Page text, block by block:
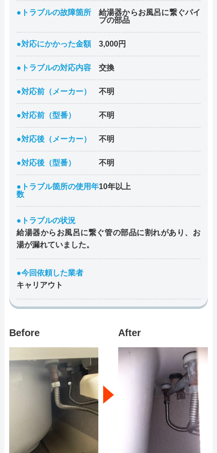
●トラブルの故障箇所
給湯器からお風呂に繋ぐパイ
プの部品
●対応にかかった金額 3,000円
●トラブルの対応内容 交換
●対応前（メーカー） 不明
●対応前（型番） 不明
●対応後（メーカー） 不明
●対応後（型番） 不明
●トラブル箇所の使用年
数
10年以上
●トラブルの状況
給湯器からお風呂に繋ぐ管の部品に割れがあり、お
湯が漏れていました。
●今回依頼した業者
キャリアウト
Before After